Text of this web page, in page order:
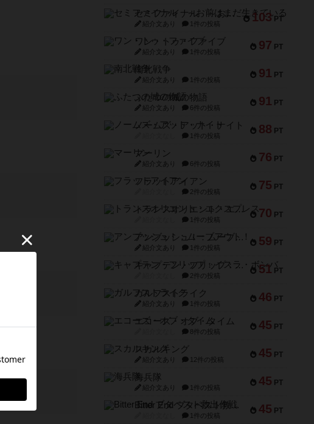
103 PT
セミファイナル ～お前はまだ生きている～
紹介文あり 1件の投稿
97 PT
ワン・トゥ・ファイブ
紹介文あり 1件の投稿
91 PT
南北戦争
紹介文あり 1件の投稿
91 PT
ふたつの城の物語
紹介文あり 6件の投稿
88 PT
ノームズ・アット・ナイト
1件の投稿
76 PT
マーリン
紹介文あり 6件の投稿
75 PT
フラットアイアン
2件の投稿
70 PT
トランスオリエント・エクスプレス
1件の投稿
59 PT
アンブッシュ！：ムーブアウト！
紹介文あり 1件の投稿
51 PT
キャプテン・フリップ：イスラ・ボンバ
2件の投稿
46 PT
ガルフストライク
紹介文あり 1件の投稿
45 PT
エコーズ・オブ・タイム
8件の投稿
45 PT
スカルキング
紹介文あり 12件の投稿
45 PT
海兵隊
紹介文あり 1件の投稿
45 PT
Bitter End ブタペスト救出作戦
1件の投稿